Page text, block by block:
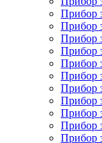
Прибор
Прибор
Прибор
Прибор
Прибор
Прибор
Прибор
Прибор
Прибор
Прибор
Прибор